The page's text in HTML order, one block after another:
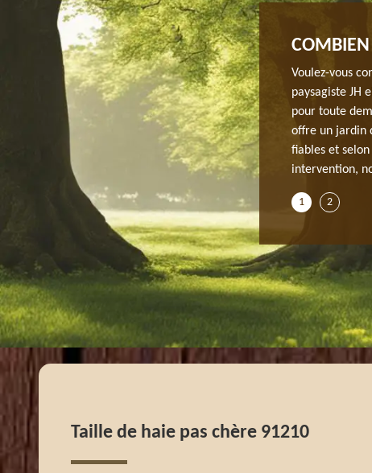
DE HAIE À DRAVEIL
la taille de haie, JH elagage est sur 91210 et
années, nous faisons des interventions fiables
une taille de qualité qui saura offrir un atout
cela, notre savoir-faire nous a permis de réaliser
et ses environs depuis cela plusieurs années.
COMBIEN
Voulez-vous
paysagiste JH
pour toute
offre un jardin
fiables et
intervention,
1 2
Taille de haie pas chère 91210